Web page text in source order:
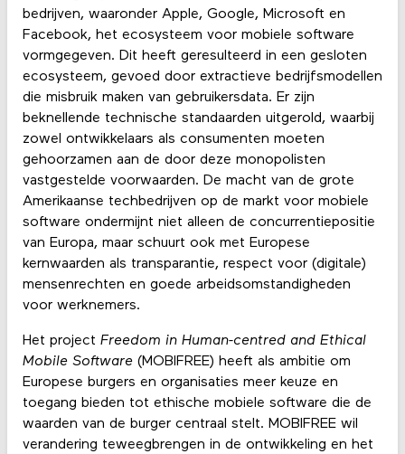
bedrijven, waaronder Apple, Google, Microsoft en
Facebook, het ecosysteem voor mobiele software
vormgegeven. Dit heeft geresulteerd in een gesloten
ecosysteem, gevoed door extractieve bedrijfsmodellen
die misbruik maken van gebruikersdata. Er zijn
beknellende technische standaarden uitgerold, waarbij
zowel ontwikkelaars als consumenten moeten
gehoorzamen aan de door deze monopolisten
vastgestelde voorwaarden. De macht van de grote
Amerikaanse techbedrijven op de markt voor mobiele
software ondermijnt niet alleen de concurrentiepositie
van Europa, maar schuurt ook met Europese
kernwaarden als transparantie, respect voor (digitale)
mensenrechten en goede arbeidsomstandigheden
voor werknemers.
Het project Freedom in Human-centred and Ethical
Mobile Software(MOBIFREE) heeft als ambitie om
Europese burgers en organisaties meer keuze en
toegang bieden tot ethische mobiele software die de
waarden van de burger centraal stelt. MOBIFREE wil
verandering teweegbrengen in de ontwikkeling en het